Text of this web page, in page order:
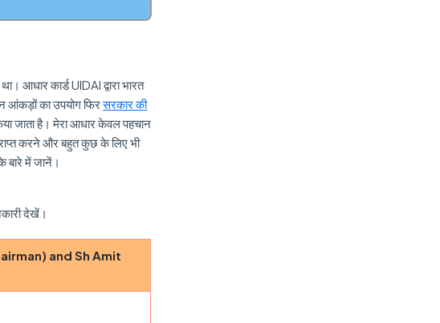
आधार कार्ड UIDAI द्वारा भारत
आंकड़ों का उपयोग फिरसरकार की
जाता है। मेरा आधार केवल पहचान
करने और बहुत कुछ के लिए भी
बारे में जानें।
देखें।
and Sh Amit